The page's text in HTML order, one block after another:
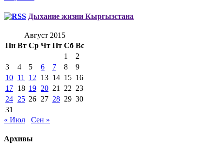
Дыхание жизни Кыргызстана
Август 2015
Пн Вт Ср Чт Пт Сб Вс
1
2
3
4 5 6 7 8
9
10 11 12 13 14 15 16
17 18 19 20 21 22 23
24 25 26 27 28 29 30
31
« Июл
Сен »
Архивы